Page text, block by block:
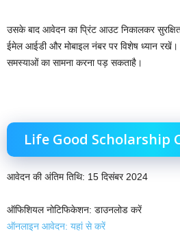
उसके बाद आवेदन का प्रिंट आउट निकालकर
ईमेल आईडी और मोबाइल नंबर पर विशेष ध्यान
समस्याओं का सामना करना पड़ सकताहै।
Life Good Scholarship
आवेदन की अंतिम तिथि: 15 दिसंबर 2024
ऑफिशियल नोटिफिकेशन: डाउनलोड करें
ऑनलाइन आवेदन: यहां से करें